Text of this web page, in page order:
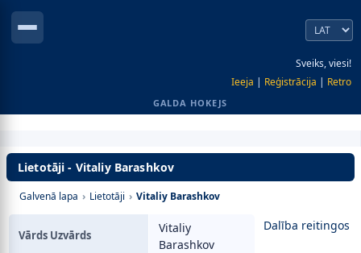
Sveiks, viesi!
Ieeja | Reģistrācija | Retro
GALDA HOKEJS
Lietotāji - Vitaliy Barashkov
Galvenā lapa › Lietotāji › Vitaliy Barashkov
Dalība reitingos
Vārds Uzvārds
Vitaliy
Barashkov